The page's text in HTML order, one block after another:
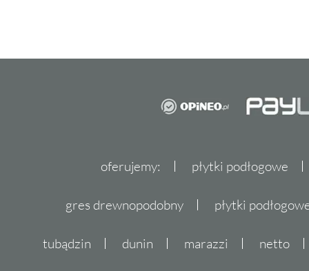
oferujemy: płytki podłogowe
gres drewnopodobny płytki
tubądzin dunin marazzi netto